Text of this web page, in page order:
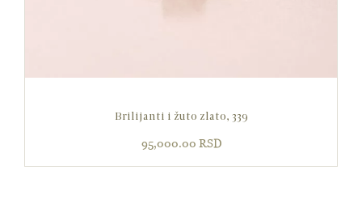
Brilijanti i žuto zlato, 339
95,000.00 RSD